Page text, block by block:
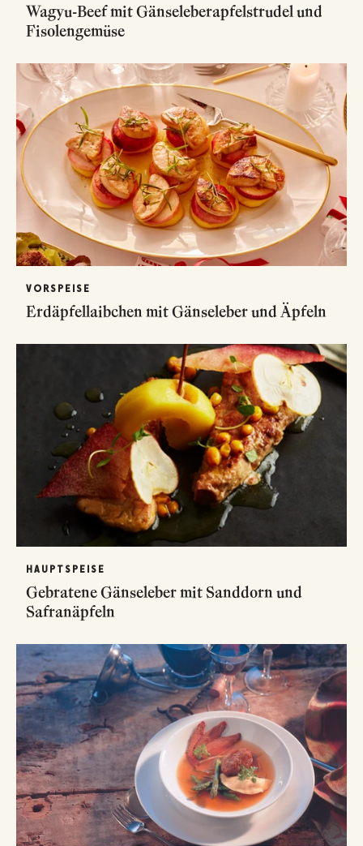
Wagyu-Beef mit Gänseleberapfelstrudel und
Fisolengemüse
VORSPEISE
Erdäpfellaibchen mit Gänseleber und Äpfeln
HAUPTSPEISE
Gebratene Gänseleber mit Sanddorn und
Safranäpfeln